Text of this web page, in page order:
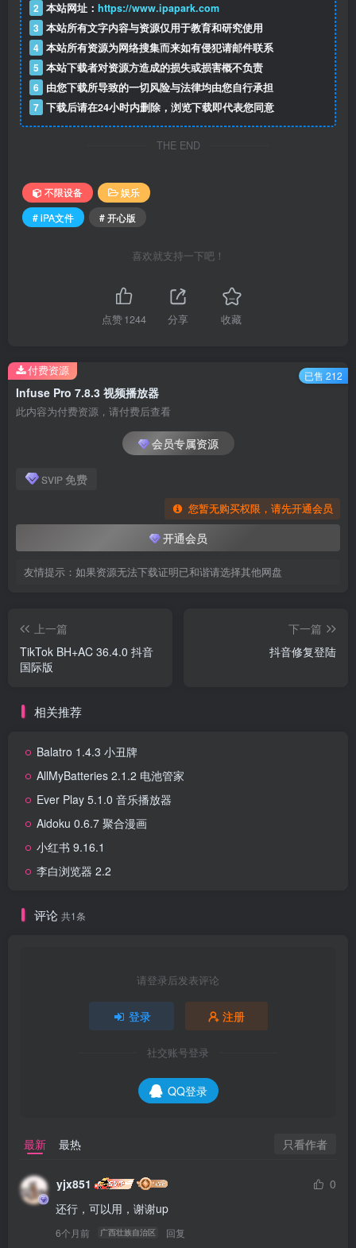
2 本站网址： https://www.ipapark.com
3 本站所有文字内容与资源仅用于教育和研究使用
4 本站所有资源为网络搜集而来如有侵犯请邮件联系
5 本站下载者对资源方造成的损失或损害概不负责
6 由您下载所导致的一切风险与法律均由您自行承担
7 下载后请在24小时内删除，浏览下载即代表您同意
THE END
不限设备
娱乐
# iPA文件
# 开心版
喜欢就支持一下吧！
点赞1244 分享 收藏
Infuse Pro 7.8.3 视频播放器
此内容为付费资源，请付费后查看
会员专属资源
SVIP 免费
您暂无购买权限，请先开通会员
开通会员
友情提示：如果资源无法下载证明已和谐请选择其他网盘
付费资源 已售 212
上一篇
TikTok BH+AC 36.4.0 抖音
国际版
下一篇
抖音修复登陆
相关推荐
Balatro 1.4.3 小丑牌
AllMyBatteries 2.1.2 电池管家
Ever Play 5.1.0 音乐播放器
Aidoku 0.6.7 聚合漫画
小红书 9.16.1
李白浏览器 2.2
评论 共1条
请登录后发表评论
登录 注册
社交账号登录
QQ登录
最新 最热 只看作者
yjx851
0
还行，可以用，谢谢up
6个月前 广西壮族自治区 回复